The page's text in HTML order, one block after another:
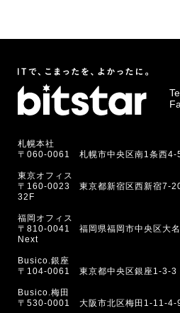
札幌本社
〒060-0061 札幌市中央区南1条西4-
東京オフィス
〒160-0023 東京都新宿区西新宿7-
32F
福岡オフィス
〒810-0041 福岡県福岡市中央区大
Next
Busico.銀座
〒104-0061 東京都中央区銀座1-3-3
Busico.梅田
〒530-0001 大阪市北区梅田1-11-4-